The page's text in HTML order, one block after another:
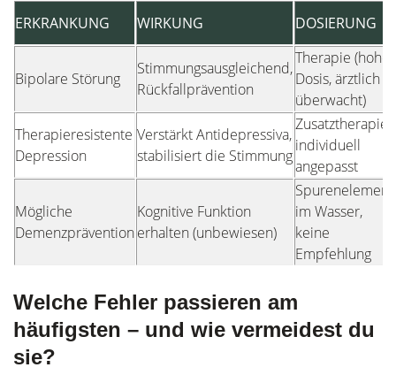
ERKRANKUNG
WIRKUNG DOSIERUNG
Bipolare Störung
Stimmungsausgleichend,
Rückfallprävention
Therapie (hohe
Dosis, ärztlich
überwacht)
Therapieresistente
Depression
Verstärkt Antidepressiva,
stabilisiert die Stimmung
Zusatztherapie,
individuell
angepasst
Mögliche
Demenzprävention
Kognitive Funktion
erhalten (unbewiesen)
Spurenelement
im Wasser,
keine
Empfehlung
Welche Fehler passieren am
häufigsten – und wie vermeidest du
sie?